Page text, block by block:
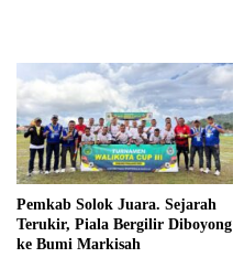
Pemkab Solok Juara. Sejarah
Terukir, Piala Bergilir Diboyong
ke Bumi Markisah